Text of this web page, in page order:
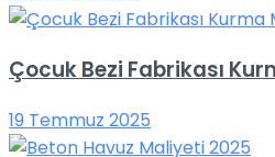
Çocuk Bezi Fabrikası
19 Temmuz 2025